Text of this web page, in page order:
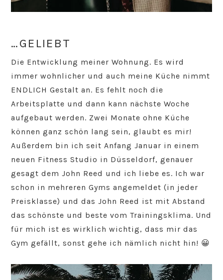
…GELIEBT
Die Entwicklung meiner Wohnung. Es wird
immer wohnlicher und auch meine Küche nimmt
ENDLICH Gestalt an. Es fehlt noch die
Arbeitsplatte und dann kann nächste Woche
aufgebaut werden. Zwei Monate ohne Küche
können ganz schön lang sein, glaubt es mir!
Außerdem bin ich seit Anfang Januar in einem
neuen Fitness Studio in Düsseldorf, genauer
gesagt dem John Reed und ich liebe es. Ich war
schon in mehreren Gyms angemeldet (in jeder
Preisklasse) und das John Reed ist mit Abstand
das schönste und beste vom Trainingsklima. Und
für mich ist es wirklich wichtig, dass mir das
Gym gefällt, sonst gehe ich nämlich nicht hin! 😀